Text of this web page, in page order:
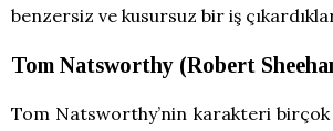
benzersiz ve kusursuz bir iş
Tom Natsworthy (Robert
Tom Natsworthy’nin karakteri birçok